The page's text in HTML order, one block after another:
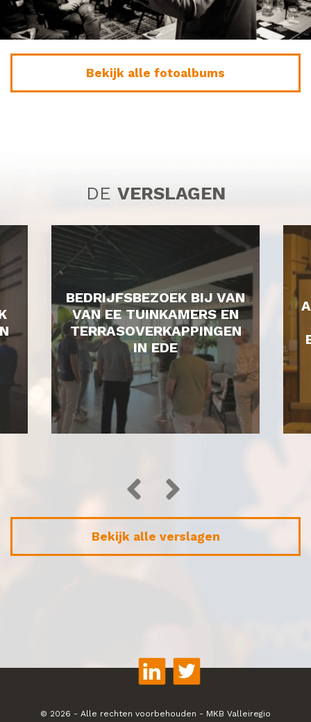
Bekijk alle fotoalbums
DE VERSLAGEN
BEDRIJFSBEZOEK BIJ VAN
VAN EE TUINKAMERS EN
TERRASOVERKAPPINGEN
IN EDE
Bekijk alle verslagen
© 2026 - Alle rechten voorbehouden - MKB Valleiregio